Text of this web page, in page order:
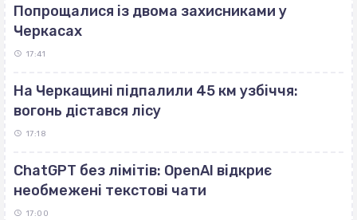
Попрощалися із двома захисниками у
Черкасах
17:41
На Черкащині підпалили 45 км узбіччя:
вогонь дістався лісу
17:18
ChatGPT без лімітів: OpenAI відкриє
необмежені текстові чати
17:00